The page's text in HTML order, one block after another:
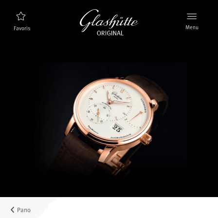
Favoris Menu
Découvrez la collection
La marque Glashütte Original
En savoir plus sur la manufacture
MyAccount
Pano